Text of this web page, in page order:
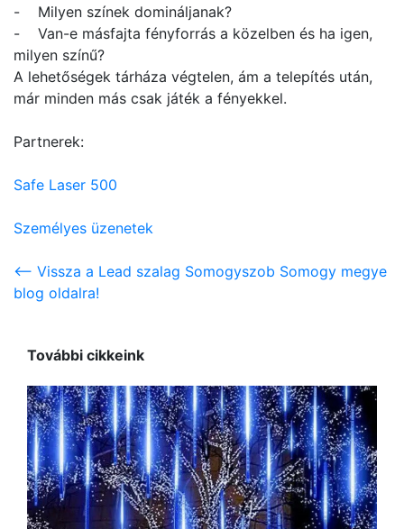
- Milyen színek domináljanak?
- Van-e másfajta fényforrás a közelben és ha igen,
milyen színű?
A lehetőségek tárháza végtelen, ám a telepítés után,
már minden más csak játék a fényekkel.
Partnerek:
Safe Laser 500
Személyes üzenetek
<-- Vissza a Lead szalag Somogyszob Somogy megye
blog oldalra!
További cikkeink